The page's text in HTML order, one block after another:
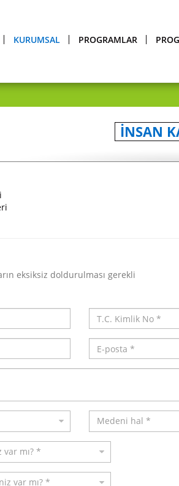
KURUMSAL PROGRAMLAR
İNSAN
eksiksiz doldurulması gerekli